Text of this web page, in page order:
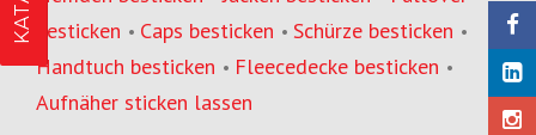
besticken • Caps besticken • Schürze besticken •
Handtuch besticken • Fleecedecke besticken •
Aufnäher sticken lassen